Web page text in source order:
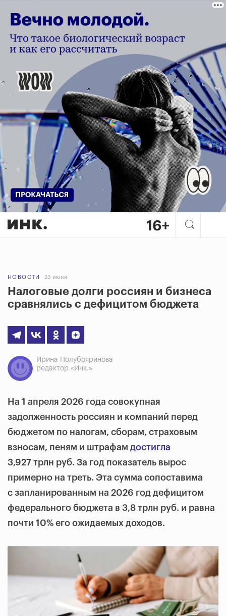
НОВОСТИ 23 июня
Налоговые долги россиян и бизнеса
сравнялись с дефицитом бюджета
Ирина Полубояринова
редактор «Инк.»
На 1 апреля 2026 года совокупная
задолженность россиян и компаний перед
бюджетом по налогам, сборам, страховым
взносам, пеням и штрафам достигла
3,927 трлн руб. За год показатель вырос
примерно на треть. Эта сумма сопоставима
с запланированным на 2026 год дефицитом
федерального бюджета в 3,8 трлн руб. и равна
почти 10% его ожидаемых доходов.